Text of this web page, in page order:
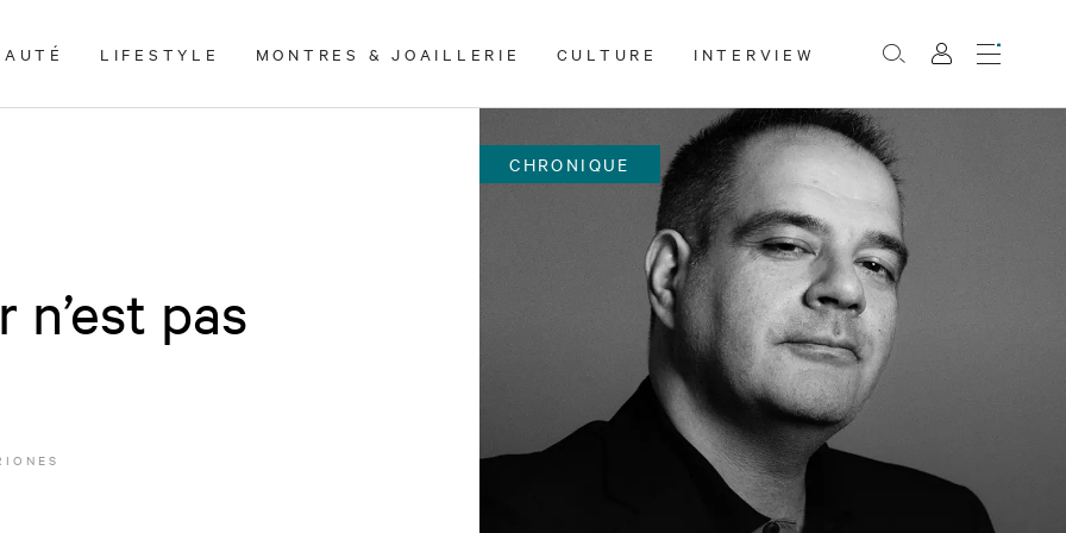
LIFESTYLE MONTRES & JOAILLERIE CULTURE INTERVIEW Rechercher
Mon
compte
Menu
n’est pas
CHRONIQUE